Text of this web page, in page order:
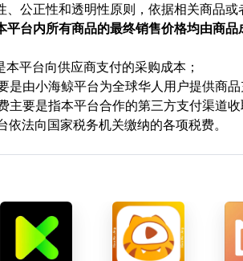
、公正性和透明性原则，依据相关商品
平台内所有商品的最终销售价格均由商
本平台向供应商支付的采购成本；
是由小海鲸平台为全球华人用户提供商
主要是指本平台合作的第三方支付渠道
依法向国家税务机关缴纳的各项税费。